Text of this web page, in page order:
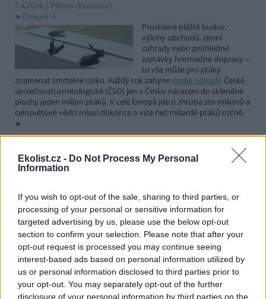
Ekolist.cz - Do Not Process My Personal
Information
If you wish to opt-out of the sale, sharing to third parties, or
processing of your personal or sensitive information for
targeted advertising by us, please use the below opt-out
section to confirm your selection. Please note that after your
opt-out request is processed you may continue seeing
interest-based ads based on personal information utilized by
us or personal information disclosed to third parties prior to
your opt-out. You may separately opt-out of the further
disclosure of your personal information by third parties on the
7.4.2026 | PRAHA (Ekolist.cz)
Diskuse: 6
Prosklené pláště budov,
výlohy obchodů, zimní
zahrady nebo průhledné
zastávky hromadné dopravy –
to vše může pro ptáky
znamenat smrtelné riziko. Každý rok zahyne podle odhadů České
společnosti ornitologické (ČSO) jen v Česku nárazem do skleněné
plochy jeden milion ptáků. V celé Evropě jde o zhruba sto milionů a
celosvětově vědci mluví dokonce o více než miliardě ptáků ročně.
Deset druhů ptáků, které by neměly chybět na žádné
živé zahradě. Startuje soutěž Velký rok zahradní
Diskuse: 10
Dnes slavíme Mezinárodní den
ptactva a Český svaz ochránců
přírody (ČSOP) při této
příležitosti vyhlašuje pro
milovníky opeřenců soutěž
Velký rok zahradní. Malí i velcí mohou soutěžit o to, kdo během
365 dní zaznamená na své zahradě nejvíce ptačích druhů.